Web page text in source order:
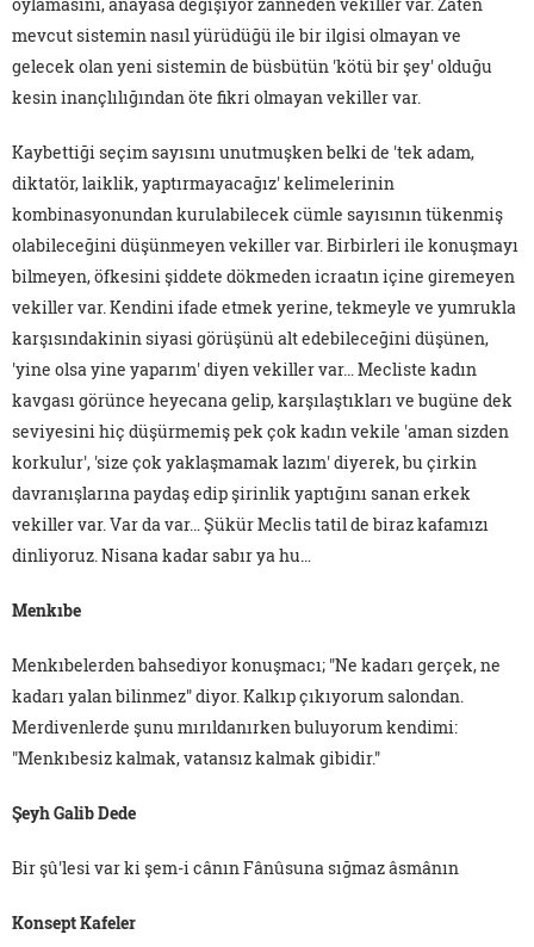
mevcut sistemin nasıl yürüdüğü ile bir ilgisi olmayan ve
gelecek olan yeni sistemin de büsbütün 'kötü bir şey' olduğu
kesin inançlılığından öte fikri olmayan vekiller var.
Kaybettiği seçim sayısını unutmuşken belki de 'tek adam,
diktatör, laiklik, yaptırmayacağız' kelimelerinin
kombinasyonundan kurulabilecek cümle sayısının tükenmiş
olabileceğini düşünmeyen vekiller var. Birbirleri ile konuşmayı
bilmeyen, öfkesini şiddete dökmeden icraatın içine giremeyen
vekiller var. Kendini ifade etmek yerine, tekmeyle ve yumrukla
karşısındakinin siyasi görüşünü alt edebileceğini düşünen,
'yine olsa yine yaparım' diyen vekiller var… Mecliste kadın
kavgası görünce heyecana gelip, karşılaştıkları ve bugüne dek
seviyesini hiç düşürmemiş pek çok kadın vekile 'aman sizden
korkulur', 'size çok yaklaşmamak lazım' diyerek, bu çirkin
davranışlarına paydaş edip şirinlik yaptığını sanan erkek
vekiller var. Var da var… Şükür Meclis tatil de biraz kafamızı
dinliyoruz. Nisana kadar sabır ya hu…
Menkıbe
Menkıbelerden bahsediyor konuşmacı; "Ne kadarı gerçek, ne
kadarı yalan bilinmez" diyor. Kalkıp çıkıyorum salondan.
Merdivenlerde şunu mırıldanırken buluyorum kendimi:
"Menkıbesiz kalmak, vatansız kalmak gibidir."
Şeyh Galib Dede
Bir şû'lesi var ki şem-i cânın Fânûsuna sığmaz âsmânın
Konsept Kafeler